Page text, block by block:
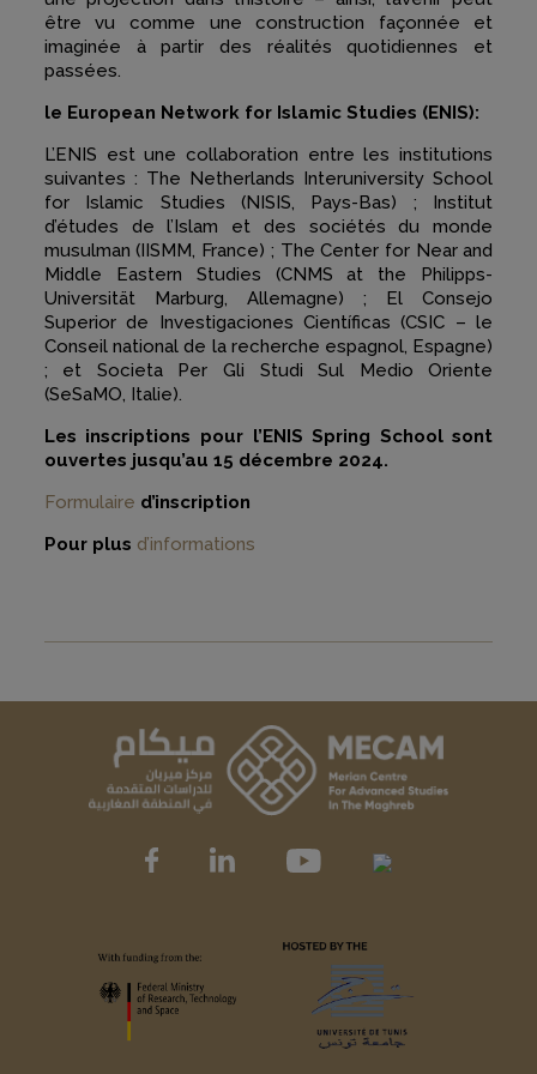
être vu comme une construction façonnée et
imaginée à partir des réalités quotidiennes et
passées.
le European Network for Islamic Studies (ENIS):
L’ENIS est une collaboration entre les institutions
suivantes : The Netherlands Interuniversity School
for Islamic Studies (NISIS, Pays-Bas) ; Institut
d’études de l’Islam et des sociétés du monde
musulman (IISMM, France) ; The Center for Near and
Middle Eastern Studies (CNMS at the Philipps-
Universität Marburg, Allemagne) ; El Consejo
Superior de Investigaciones Científicas (CSIC – le
Conseil national de la recherche espagnol, Espagne)
; et Societa Per Gli Studi Sul Medio Oriente
(SeSaMO, Italie).
Les inscriptions pour l’ENIS Spring School sont
ouvertes jusqu’au 15 décembre 2024.
Formulaire d’inscription
Pour plus d’informations